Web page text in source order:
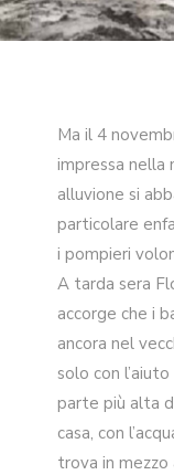
Ma il 4
impressa nella
alluvione si
particolare
i pompieri
A tarda sera
accorge che i
ancora nel
solo con
parte più alta
casa, con
trova in mezzo